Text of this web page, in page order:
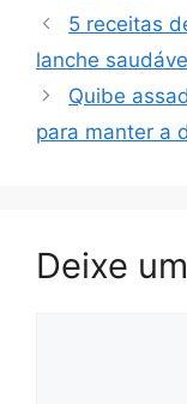
5 receitas
lanche
Quibe
para manter a
Deixe